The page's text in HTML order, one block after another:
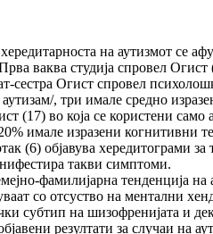
на аутизмот
ваква студија спровел
сестра Огист спровел
, три имале средно
(17) во која се користени
имале изразени когнитивни
(6) објавува хередитограми
такви симптоми.
фамилијарна тенденција
со отсуство на ментални
субтип на шизофренијата и
резултати за случаи